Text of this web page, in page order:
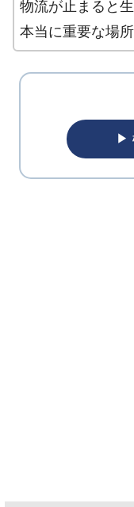
物流が止まると
本当に重要な場
▶